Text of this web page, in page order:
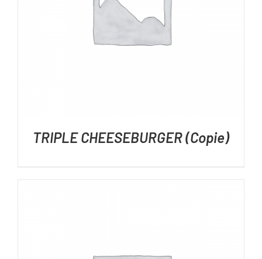
DÉTAILS
TRIPLE CHEESEBURGER (Copie)